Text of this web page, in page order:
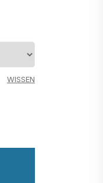
WISSEN